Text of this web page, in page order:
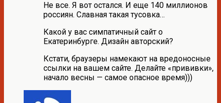
Не все. Я вот остался. И еще 140 миллионов
россиян. Славная такая тусовка…
Какой у вас симпатичный сайт о
Екатеринбурге. Дизайн авторский?
Кстати, браузеры намекают на вредоносные
ссылки на вашем сайте. Делайте «прививки»,
начало весны — самое опасное время)))